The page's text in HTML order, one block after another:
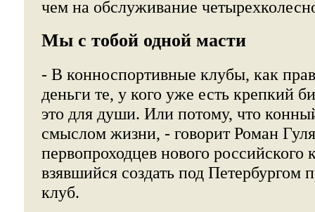
чем на обслуживание
Мы с тобой одной масти
- В конноспортивные клубы, как
деньги те, у кого уже есть крепкий
это для души. Или потому, что
смыслом жизни, - говорит Роман
первопроходцев нового российского
взявшийся создать под
клуб.